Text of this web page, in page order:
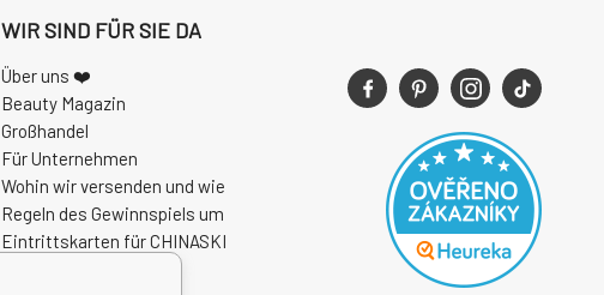
WIR SIND FÜR SIE DA
Über uns ❤️
Beauty Magazin
Großhandel
Für Unternehmen
Wohin wir versenden und wie
Regeln des Gewinnspiels um
Eintrittskarten für CHINASKI